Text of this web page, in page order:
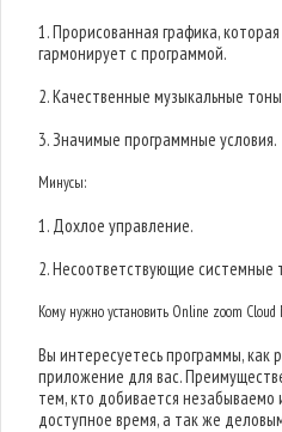
1. Прорисованная графика,
гармонирует с программой.
2. Качественные музыкальные
3. Значимые программные условия.
Минусы:
1. Дохлое управление.
2. Несоответствующие системные
Кому нужно установить Online zoom
Вы интересуетесь программы, как
приложение для вас.
тем, кто добивается незабываемо
доступное время, а так же